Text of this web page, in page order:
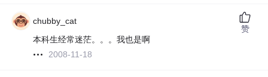
chubby_cat
本科生经常迷茫。。。我也是啊
2008-11-18
赞